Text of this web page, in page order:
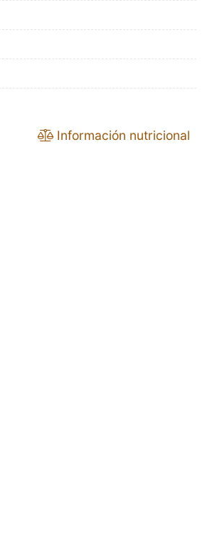
Información nutricional